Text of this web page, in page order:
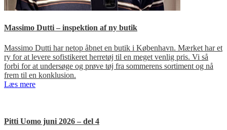
Massimo Dutti – inspektion af ny butik
Massimo Dutti har netop åbnet en butik i København. Mærket har et
ry for at levere sofistikeret herretøj til en meget venlig pris. Vi så
forbi for at undersøge og prøve tøj fra sommerens sortiment og nå
frem til en konklusion.
Læs mere
Pitti Uomo juni 2026 – del 4